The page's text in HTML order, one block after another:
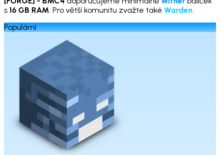
s 16 GB RAM. Pro větší komunitu zvažte také Warden.
Populární